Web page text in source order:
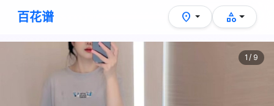
百花谱 location_on category
1 / 9